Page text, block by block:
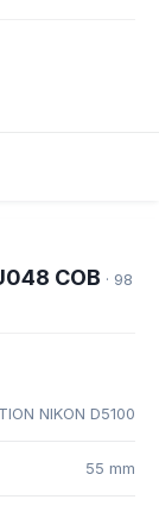
COB · 98
NIKON D5100
55 mm